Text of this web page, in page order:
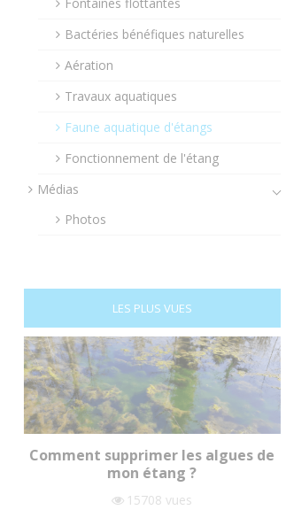
Bactéries bénéfiques naturelles
Aération
Travaux aquatiques
Faune aquatique d'étangs
Fonctionnement de l'étang
Médias
Photos
LES PLUS VUES
Comment supprimer les algues de
mon étang ?
15708vues